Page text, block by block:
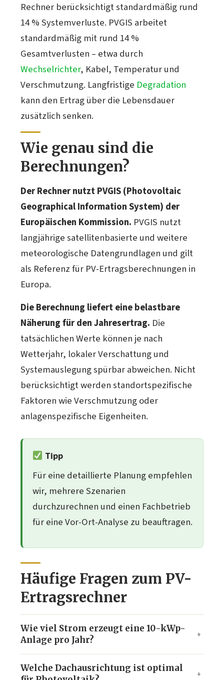
Rechner berücksichtigt standardmäßig rund
14 % Systemverluste. PVGIS arbeitet
standardmäßig mit rund 14 %
Gesamtverlusten – etwa durch
Wechselrichter, Kabel, Temperatur und
Verschmutzung. Langfristige Degradation
kann den Ertrag über die Lebensdauer
zusätzlich senken.
Wie genau sind die
Berechnungen?
Der Rechner nutzt PVGIS (Photovoltaic
Geographical Information System) der
Europäischen Kommission. PVGIS nutzt
langjährige satellitenbasierte und weitere
meteorologische Datengrundlagen und gilt
als Referenz für PV-Ertragsberechnungen in
Europa.
Die Berechnung liefert eine belastbare
Näherung für den Jahresertrag. Die
tatsächlichen Werte können je nach
Wetterjahr, lokaler Verschattung und
Systemauslegung spürbar abweichen. Nicht
berücksichtigt werden standortspezifische
Faktoren wie Verschmutzung oder
anlagenspezifische Eigenheiten.
Tipp
Für eine detaillierte Planung empfehlen
wir, mehrere Szenarien
durchzurechnen und einen Fachbetrieb
für eine Vor-Ort-Analyse zu beauftragen.
Häufige Fragen zum PV-
Ertragsrechner
Wie viel Strom erzeugt eine 10-kWp-
Anlage pro Jahr?
Welche Dachausrichtung ist optimal